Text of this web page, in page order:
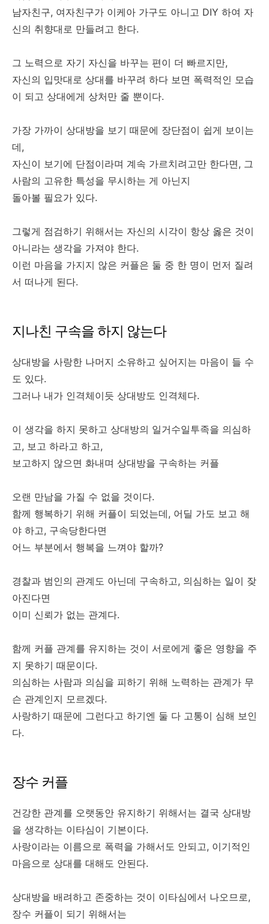
남자친구, 여자친구가 이케아 가구도 아니고 DIY 하여 자
신의 취향대로 만들려고 한다.
그 노력으로 자기 자신을 바꾸는 편이 더 빠르지만,
자신의 입맛대로 상대를 바꾸려 하다 보면 폭력적인 모습
이 되고 상대에게 상처만 줄 뿐이다.
가장 가까이 상대방을 보기 때문에 장단점이 쉽게 보이는
데,
자신이 보기에 단점이라며 계속 가르치려고만 한다면, 그
사람의 고유한 특성을 무시하는 게 아닌지
돌아볼 필요가 있다.
그렇게 점검하기 위해서는 자신의 시각이 항상 옳은 것이
아니라는 생각을 가져야 한다.
이런 마음을 가지지 않은 커플은 둘 중 한 명이 먼저 질려
서 떠나게 된다.
지나친 구속을 하지 않는다
상대방을 사랑한 나머지 소유하고 싶어지는 마음이 들 수
도 있다.
그러나 내가 인격체이듯 상대방도 인격체다.
이 생각을 하지 못하고 상대방의 일거수일투족을 의심하
고, 보고 하라고 하고,
보고하지 않으면 화내며 상대방을 구속하는 커플
오랜 만남을 가질 수 없을 것이다.
함께 행복하기 위해 커플이 되었는데, 어딜 가도 보고 해
야 하고, 구속당한다면
어느 부분에서 행복을 느껴야 할까?
경찰과 범인의 관계도 아닌데 구속하고, 의심하는 일이 잦
아진다면
이미 신뢰가 없는 관계다.
함께 커플 관계를 유지하는 것이 서로에게 좋은 영향을 주
지 못하기 때문이다.
의심하는 사람과 의심을 피하기 위해 노력하는 관계가 무
슨 관계인지 모르겠다.
사랑하기 때문에 그런다고 하기엔 둘 다 고통이 심해 보인
다.
장수 커플
건강한 관계를 오랫동안 유지하기 위해서는 결국 상대방
을 생각하는 이타심이 기본이다.
사랑이라는 이름으로 폭력을 가해서도 안되고, 이기적인
마음으로 상대를 대해도 안된다.
상대방을 배려하고 존중하는 것이 이타심에서 나오므로,
장수 커플이 되기 위해서는